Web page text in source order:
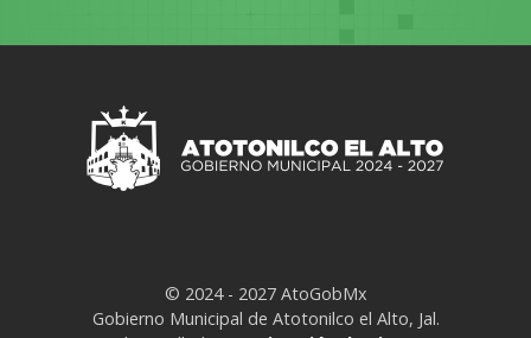
© 2024 - 2027 AtoGobMx
Gobierno Municipal de Atotonilco el Alto, Jal.